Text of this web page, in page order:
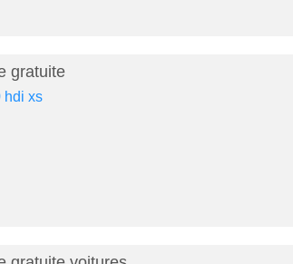
gratuite
hdi xs